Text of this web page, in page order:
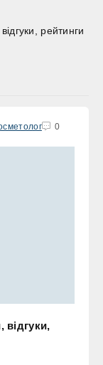
рейтинги
0
відгуки,